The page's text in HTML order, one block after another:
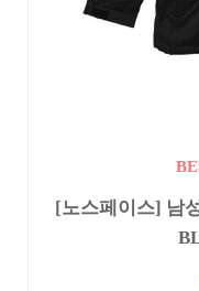
[노스페이스] 남